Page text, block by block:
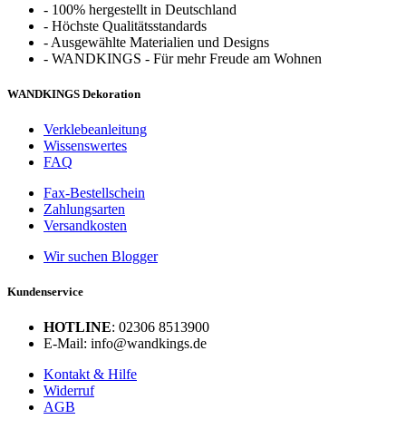
- 100% hergestellt in Deutschland
- Höchste Qualitätsstandards
- Ausgewählte Materialien und Designs
- WANDKINGS - Für mehr Freude am Wohnen
WANDKINGS Dekoration
Verklebeanleitung
Wissenswertes
FAQ
Fax-Bestellschein
Zahlungsarten
Versandkosten
Wir suchen Blogger
Kundenservice
HOTLINE: 02306 8513900
E-Mail: info@wandkings.de
Kontakt & Hilfe
Widerruf
AGB